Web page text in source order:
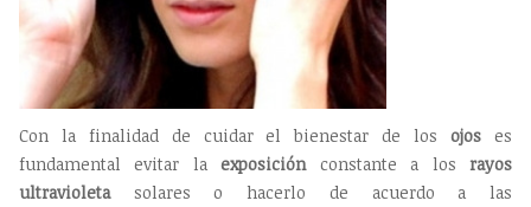
Con la finalidad de cuidar el bienestar de losojos es
fundamental evitar laexposiciónconstante a losrayos
ultravioletasolares o hacerlo de acuerdo a las